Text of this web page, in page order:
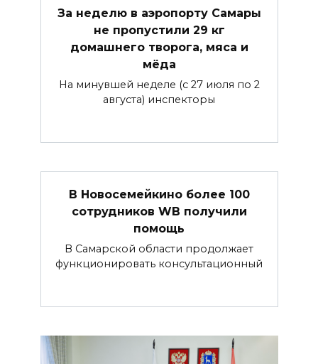
За неделю в аэропорту Самары
не пропустили 29 кг
домашнего творога, мяса и
мёда
На минувшей неделе (с 27 июля по 2
августа) инспекторы
В Новосемейкино более 100
сотрудников WB получили
помощь
В Самарской области продолжает
функционировать консультационный